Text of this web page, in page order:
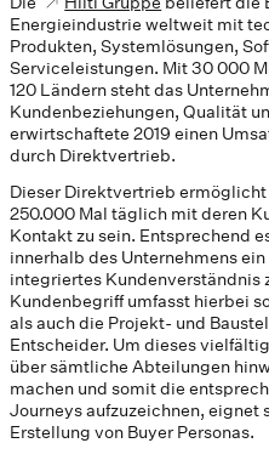
Energieindustrie weltweit mit
Produkten, Systemlösungen,
Serviceleistungen. Mit 30 000
120 Ländern steht das
Kundenbeziehungen, Qualität
erwirtschaftete 2019 einen
durch Direktvertrieb.
Dieser Direktvertrieb ermöglicht
250.000 Mal täglich mit deren
Kontakt zu sein. Entsprechend
innerhalb des Unternehmens
integriertes Kundenverständnis
Kundenbegriff umfasst hierbei
als auch die Projekt- und
Entscheider. Um dieses
über sämtliche Abteilungen
machen und somit die
Journeys aufzuzeichnen, eignet
Erstellung von Buyer Personas.